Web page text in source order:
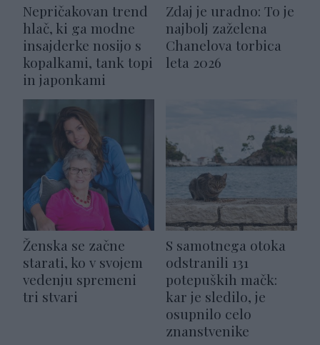
Nepričakovan trend
hlač, ki ga modne
insajderke nosijo s
kopalkami, tank topi
in japonkami
Zdaj je uradno: To je
najbolj zaželena
Chanelova torbica
leta 2026
Ženska se začne
starati, ko v svojem
vedenju spremeni
tri stvari
S samotnega otoka
odstranili 131
potepuških mačk:
kar je sledilo, je
osupnilo celo
znanstvenike